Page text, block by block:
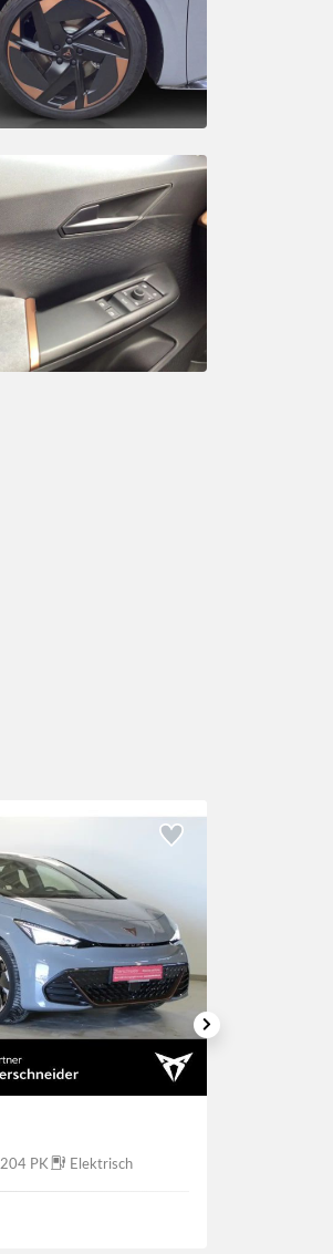
204 PK Elektrisch